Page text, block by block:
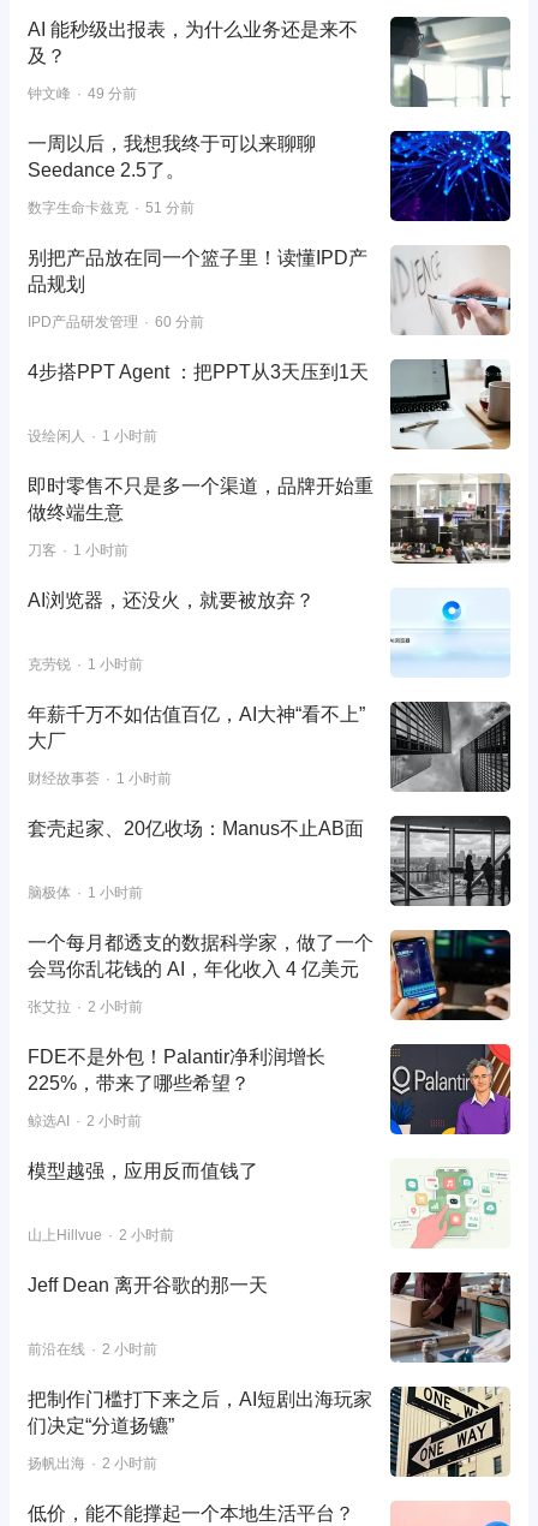
AI 能秒级出报表，为什么业务还是来不
及？
钟文峰 49 分前
一周以后，我想我终于可以来聊聊
Seedance 2.5了。
数字生命卡兹克 51 分前
别把产品放在同一个篮子里！读懂IPD产
品规划
IPD产品研发管理 60 分前
4步搭PPT Agent ：把PPT从3天压到1天
设绘闲人 1 小时前
即时零售不只是多一个渠道，品牌开始重
做终端生意
刀客 1 小时前
AI浏览器，还没火，就要被放弃？
克劳锐 1 小时前
年薪千万不如估值百亿，AI大神“看不上”
大厂
财经故事荟 1 小时前
套壳起家、20亿收场：Manus不止AB面
脑极体 1 小时前
一个每月都透支的数据科学家，做了一个
会骂你乱花钱的 AI，年化收入 4 亿美元
张艾拉 2 小时前
FDE不是外包！Palantir净利润增长
225%，带来了哪些希望？
鲸选AI 2 小时前
模型越强，应用反而值钱了
山上Hillvue 2 小时前
Jeff Dean 离开谷歌的那一天
前沿在线 2 小时前
把制作门槛打下来之后，AI短剧出海玩家
们决定“分道扬镳”
扬帆出海 2 小时前
低价，能不能撑起一个本地生活平台？